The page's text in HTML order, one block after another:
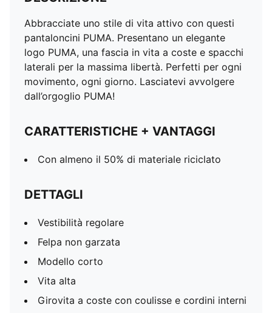
Abbracciate uno stile di vita attivo con questi
pantaloncini PUMA. Presentano un elegante
logo PUMA, una fascia in vita a coste e spacchi
laterali per la massima libertà. Perfetti per ogni
movimento, ogni giorno. Lasciatevi avvolgere
dall’orgoglio PUMA!
CARATTERISTICHE + VANTAGGI
Con almeno il 50% di materiale riciclato
DETTAGLI
Vestibilità regolare
Felpa non garzata
Modello corto
Vita alta
Girovita a coste con coulisse e cordini interni